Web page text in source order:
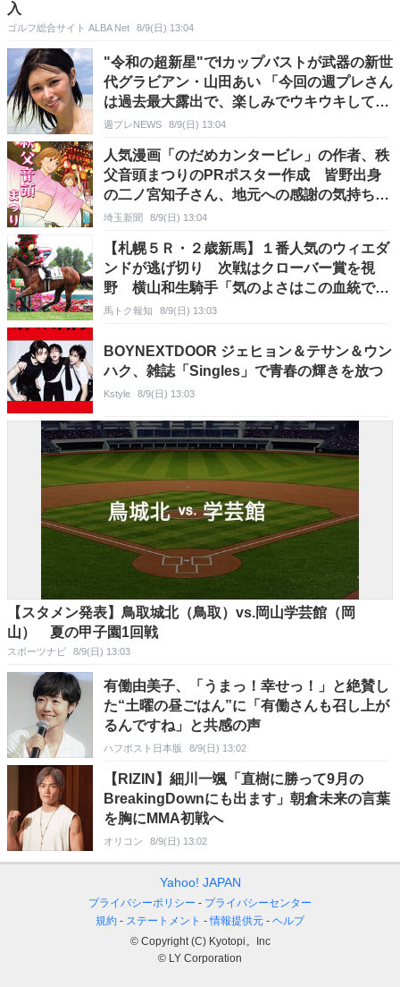
入
ゴルフ総合サイト ALBA Net 8/9(日) 13:04
"令和の超新星"でIカップバストが武器の新世
代グラビアン・山田あい 「今回の週プレさん
は過去最大露出で、楽しみでウキウキしてい
ました」
週プレNEWS 8/9(日) 13:04
人気漫画「のだめカンタービレ」の作者、秩
父音頭まつりのPRポスター作成 皆野出身
の二ノ宮知子さん、地元への感謝の気持ち込
め描き下ろす「すてきな夏の思い出になれば
埼玉新聞 8/9(日) 13:04
【札幌５Ｒ・２歳新馬】１番人気のウィエダ
ンドが逃げ切り 次戦はクローバー賞を視
野 横山和生騎手「気のよさはこの血統です
ね」
馬トク報知 8/9(日) 13:03
BOYNEXTDOOR ジェヒョン＆テサン＆ウン
ハク、雑誌「Singles」で青春の輝きを放つ
Kstyle 8/9(日) 13:03
【スタメン発表】鳥取城北（鳥取）vs.岡山学芸館（岡
山） 夏の甲子園1回戦
スポーツナビ 8/9(日) 13:03
有働由美子、「うまっ！幸せっ！」と絶賛し
た“土曜の昼ごはん”に「有働さんも召し上が
るんですね」と共感の声
ハフポスト日本版 8/9(日) 13:02
【RIZIN】細川一颯「直樹に勝って9月の
BreakingDownにも出ます」朝倉未来の言葉
を胸にMMA初戦へ
オリコン 8/9(日) 13:02
Yahoo! JAPAN
プライバシーポリシー
プライバシーセンター
規約
ステートメント 情報提供元
ヘルプ
© Copyright (C) Kyotopi。Inc
© LY Corporation